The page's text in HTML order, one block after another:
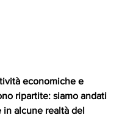
economiche e
ripartite: siamo andati
in alcune realtà del